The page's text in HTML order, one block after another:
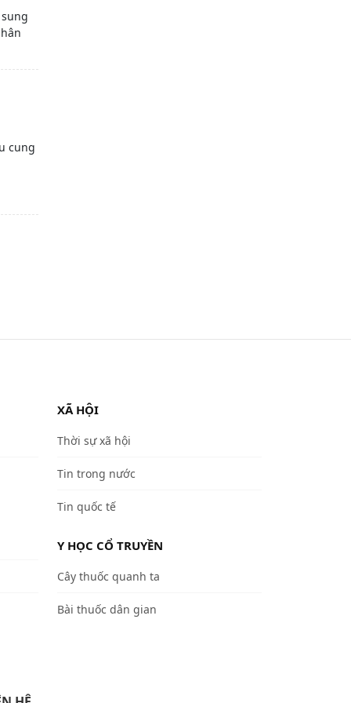
cung
XÃ HỘI
Thời sự xã hội
Tin trong nước
Tin quốc tế
Y HỌC CỔ TRUYỀN
Cây thuốc quanh ta
Bài thuốc dân gian